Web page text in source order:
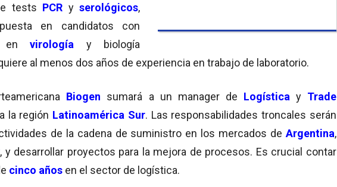
tests PCR y serológicos,
en candidatos con
en virología y biología
al menos dos años de experiencia en trabajo de laboratorio.
Biogen sumará a un manager de Logística y Trade
la región Latinoamérica Sur. Las responsabilidades troncales serán
de la cadena de suministro en los mercados de Argentina,
, y desarrollar proyectos para la mejora de procesos. Es crucial contar
cinco años en el sector de logística.